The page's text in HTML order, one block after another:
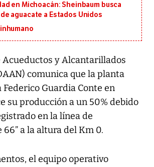
en Michoacán: Sheinbaum busca
aguacate a Estados Unidos
y Alcantarillados
comunica que la planta
Guardia Conte en
su producción a un 50% debido
en la línea de
a la altura del Km 0.
el equipo operativo